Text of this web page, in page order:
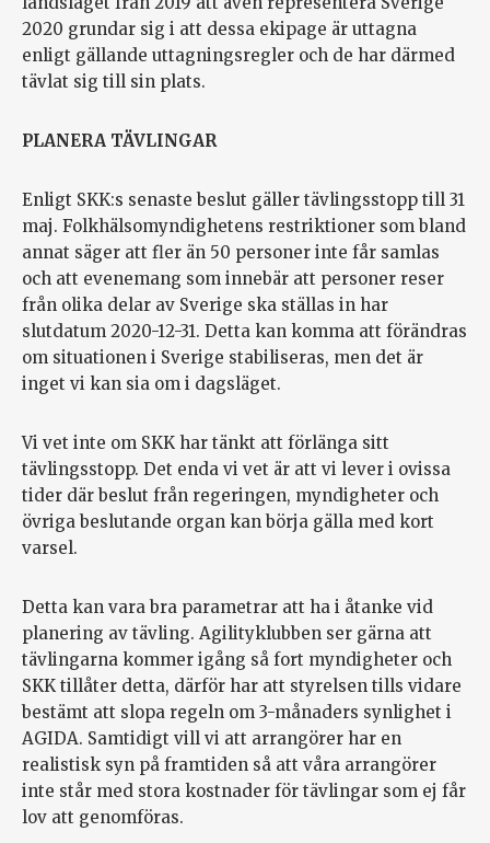
2020 grundar sig i att dessa ekipage är uttagna
enligt gällande uttagningsregler och de har därmed
tävlat sig till sin plats.
PLANERA TÄVLINGAR
Enligt SKK:s senaste beslut gäller tävlingsstopp till 31
maj. Folkhälsomyndighetens restriktioner som bland
annat säger att fler än 50 personer inte får samlas
och att evenemang som innebär att personer reser
från olika delar av Sverige ska ställas in har
slutdatum 2020-12-31. Detta kan komma att förändras
om situationen i Sverige stabiliseras, men det är
inget vi kan sia om i dagsläget.
Vi vet inte om SKK har tänkt att förlänga sitt
tävlingsstopp. Det enda vi vet är att vi lever i ovissa
tider där beslut från regeringen, myndigheter och
övriga beslutande organ kan börja gälla med kort
varsel.
Detta kan vara bra parametrar att ha i åtanke vid
planering av tävling. Agilityklubben ser gärna att
tävlingarna kommer igång så fort myndigheter och
SKK tillåter detta, därför har att styrelsen tills vidare
bestämt att slopa regeln om 3-månaders synlighet i
AGIDA. Samtidigt vill vi att arrangörer har en
realistisk syn på framtiden så att våra arrangörer
inte står med stora kostnader för tävlingar som ej får
lov att genomföras.